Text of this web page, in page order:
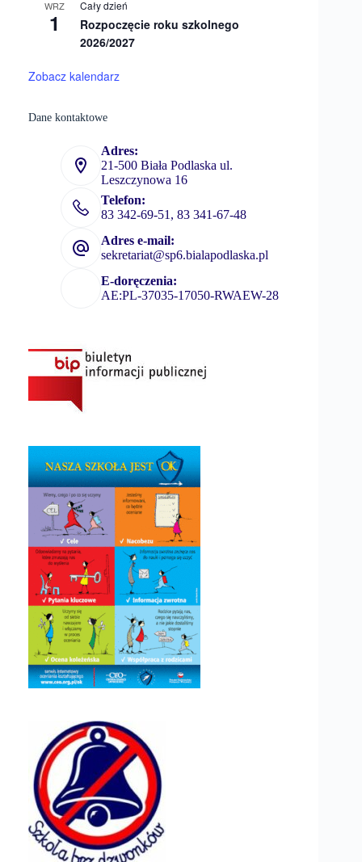
WRZ
1
Cały dzień
Rozpoczęcie roku szkolnego
2026/2027
Zobacz kalendarz
Dane kontaktowe
Adres:
21-500 Biała Podlaska ul.
Leszczynowa 16
Telefon:
83 342-69-51, 83 341-67-48
Adres e-mail:
sekretariat@sp6.bialapodlaska.pl
E-doręczenia:
AE:PL-37035-17050-RWAEW-28